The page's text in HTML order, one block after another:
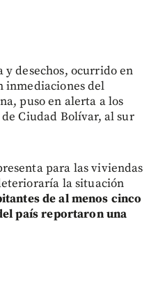
desechos, ocurrido en
inmediaciones del
puso en alerta a los
Ciudad Bolívar, al sur
para las viviendas
la situación
de al menos cinco
país reportaron una